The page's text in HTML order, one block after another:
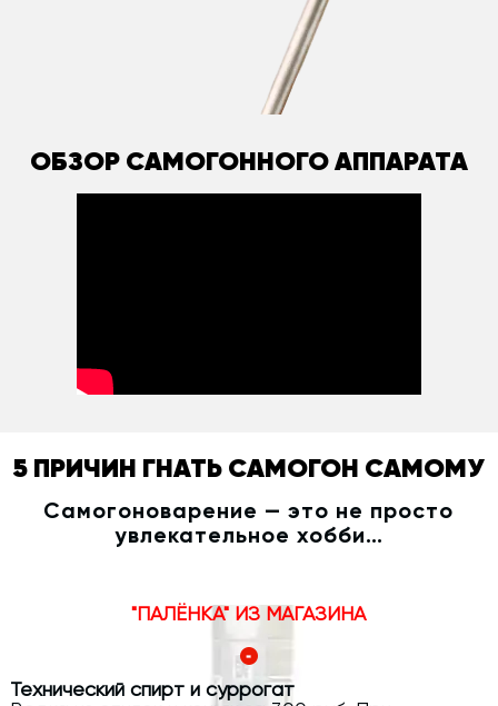
ОБЗОР САМОГОННОГО АППАРАТА
5 ПРИЧИН ГНАТЬ САМОГОН САМОМУ
Самогоноварение — это не просто
увлекательное хобби…
"ПАЛЁНКА" ИЗ МАГАЗИНА
Технический спирт и суррогат